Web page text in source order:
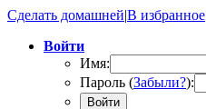
Сделать домашней|В избранное
Войти
Имя:
Пароль (Забыли?):
Войти